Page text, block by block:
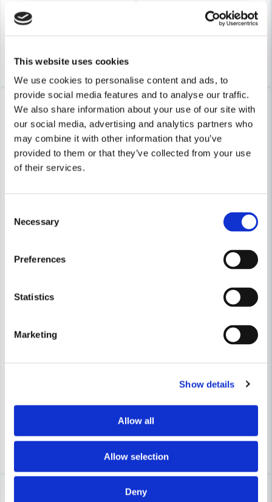
This website uses cookies
We use cookies to personalise content and ads, to
provide social media features and to analyse our traffic.
We also share information about your use of our site with
our social media, advertising and analytics partners who
may combine it with other information that you’ve
provided to them or that they’ve collected from your use
of their services.
Selection
Necessary
Preferences
Statistics
Marketing
Show details
Allow all
Allow selection
Deny
7 358 kr
Leveranstid ifrån leverantör ca
Köp
Leveranstid ifrån leverantör ca
Köp
-19%
3-7 arbetsdagar
Köp
-16%